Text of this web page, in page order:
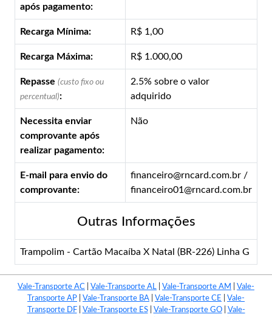
após pagamento:
Recarga Mínima: R$ 1,00
Recarga Máxima: R$ 1.000,00
Repasse (custo fixo ou
percentual):
2.5% sobre o valor
adquirido
Necessita enviar
comprovante após
realizar pagamento:
Não
E-mail para envio do
comprovante:
financeiro@rncard.com.br /
financeiro01@rncard.com.br
Outras Informações
Trampolim - Cartão Macaíba X Natal (BR-226) Linha G
Vale-Transporte AC Vale-Transporte AL Vale-Transporte AM
Vale-
Transporte AP
Vale-Transporte BA Vale-Transporte CE
Vale-
Transporte DF| Vale-Transporte ES| Vale-Transporte GO| Vale-